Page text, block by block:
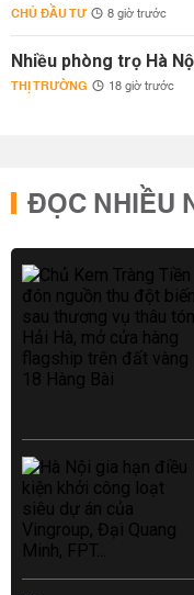
CHỦ ĐẦU TƯ 8 giờ trước
Nhiều phòng trọ Hà
THỊ TRƯỜNG 18 giờ trước
ĐỌC NHIỀU